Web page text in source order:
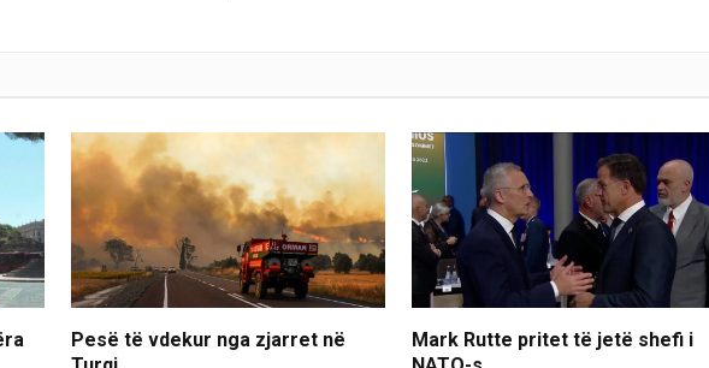
Pesë të vdekur nga zjarret në
Mark Rutte pritet të jetë shefi i